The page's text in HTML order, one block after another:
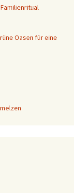
Oasen für eine